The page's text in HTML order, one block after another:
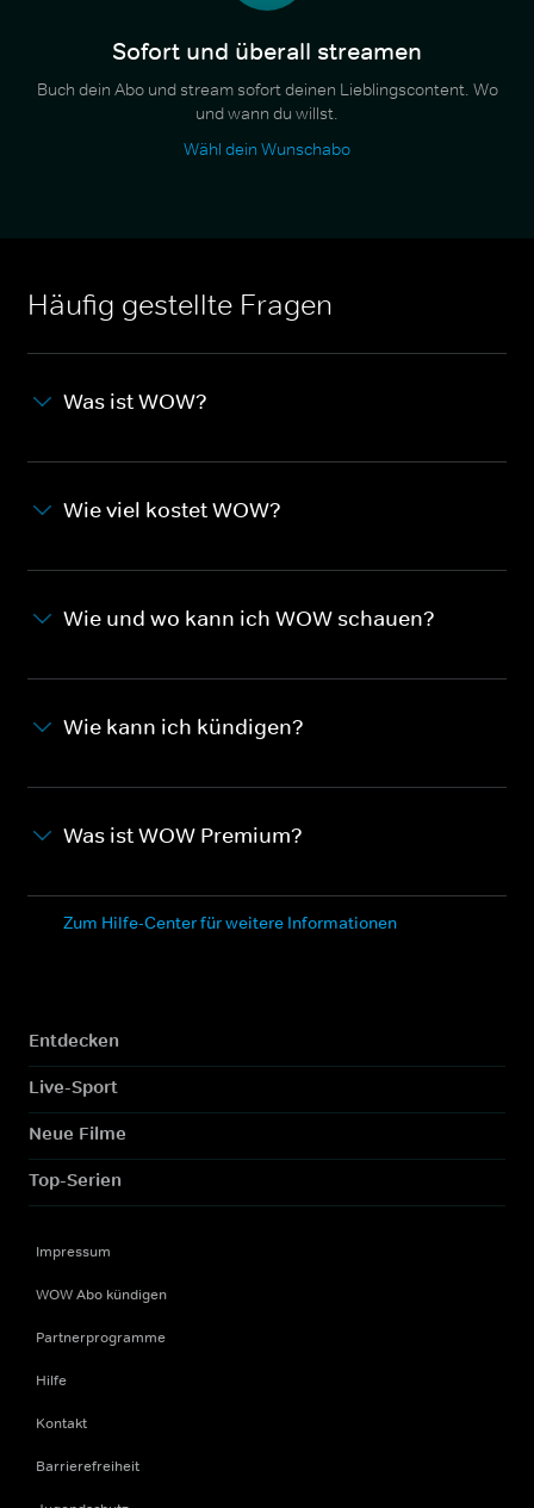
Sofort und überall streamen
Buch dein Abo und stream sofort deinen Lieblingscontent. Wo
und wann du willst.
Wähl dein Wunschabo
Häufig gestellte Fragen
Was ist WOW?
Wie viel kostet WOW?
Wie und wo kann ich WOW schauen?
Wie kann ich kündigen?
Was ist WOW Premium?
Zum Hilfe-Center für weitere Informationen
Entdecken
Live-Sport
Neue Filme
Top-Serien
Impressum
WOW Abo kündigen
Partnerprogramme
Hilfe
Kontakt
Barrierefreiheit